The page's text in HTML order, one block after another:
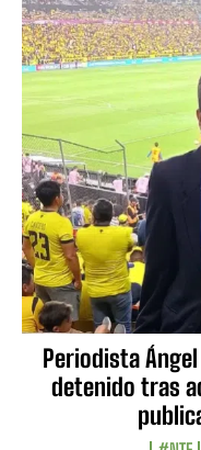
Periodista
detenido tras